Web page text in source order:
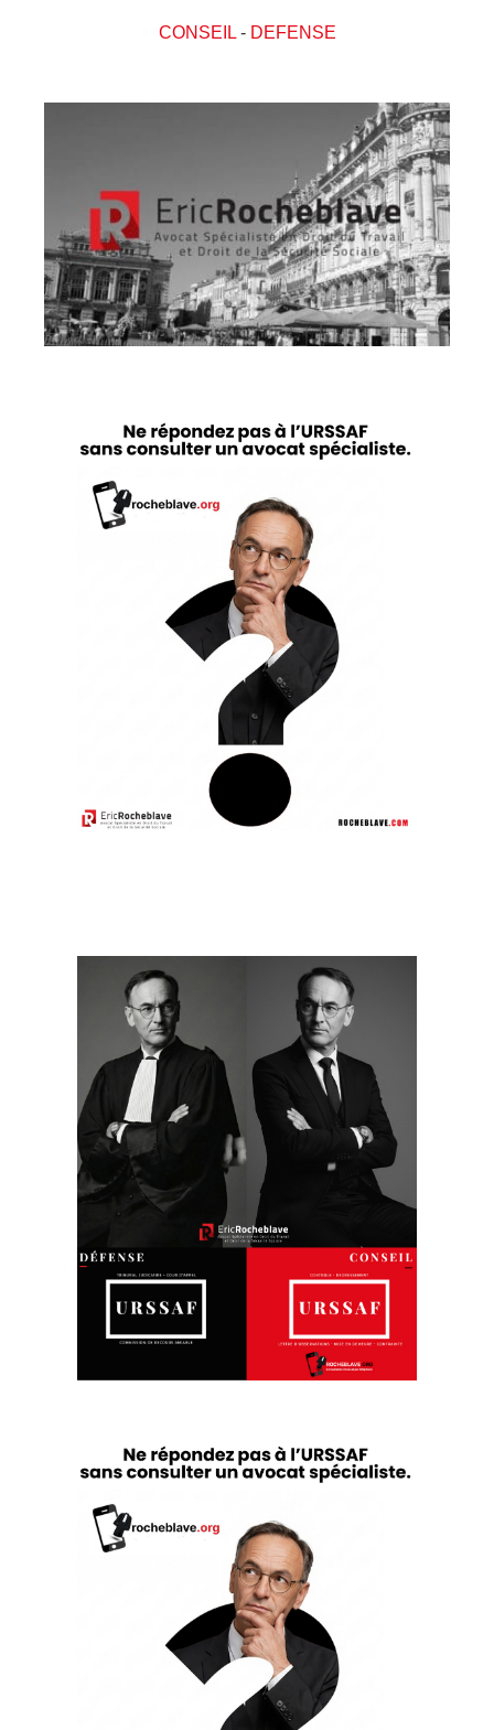
CONSEIL- DEFENSE